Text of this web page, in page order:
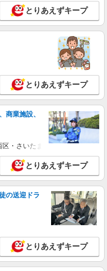
古屋コーディネートセンタ
もう！／受発注・輸出入・計
イヤーに♪
1650円（経験・能力による） ※
【月収例】1,600円×7時間45分
市中村区／最寄駅：名古屋駅
直結のオフィスビル★アクセス
詳細を見る
古屋コーディネートセンタ
迎★／正社員化実績アリ＊テン
中！
月収例】時給1,550円×7時間45
円＋残業代★
市中村区／最寄駅：名古屋駅、国
他】東山線・近鉄・名鉄・あお
詳細を見る
式会社
とりあえずキープ
とりあえずキープ
商業施設、
・さいたま市岩槻区・久喜市・
とりあえずキープ
の送迎ドラ
とりあえずキープ